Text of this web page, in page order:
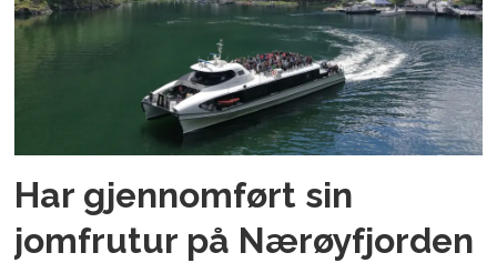
Har gjennomført sin
jomfrutur på Nærøyfjorden